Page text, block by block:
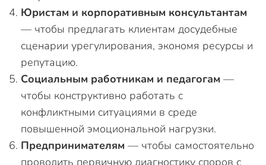
Юристам и корпоративным консультантам
— чтобы предлагать клиентам досудебные
сценарии урегулирования, экономя ресурсы и
репутацию.
Социальным работникам и педагогам —
чтобы конструктивно работать с
конфликтными ситуациями в среде
повышенной эмоциональной нагрузки.
Предпринимателям — чтобы самостоятельно
проводить первичную диагностику споров с